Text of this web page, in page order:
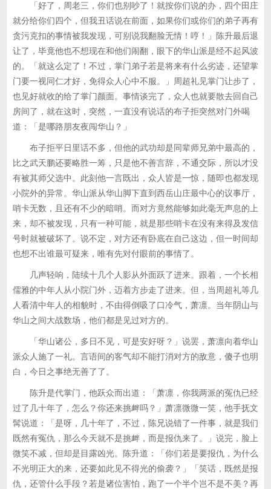
「好了，周老三，你们也别吵了！就按你们说的办，四个田庄
就分给你们四个，但我丑话说在前面，如果你们或你们的弟子再有
贪污克扣的事情被我发现，可别说我翻脸无情！哼！」陈升最后退
让了，毕竟他也不想现在和他们闹翻，眼下的华山派是经不起风波
的。「就这么定了！不过，掌门弟子若是将来有什么劣迹，还望掌
门要一视同仁才好，免得众人心中不服。」周超礼见掌门让步了，
也见好就收的给了掌门颜面。事情谈完了，众人也就要散去回自己
房间了，就在这时，突然，一直没有说话的布子拒突然对门外喝
道：「是哪路朋友夜闯华山？」
布子拒平日里话不多，但他的武功却是同辈师兄弟中最高的，
比之武天鹏还要略胜一筹，只是他不善言辞，不通交际，所以才没
有被其师父选中。此刻他一言既出，众人皆是一惊，随即也都发现
小院外的异常。华山派从华山脚下直到西岳山庄最中心的议事厅，
哨卡无数，且还有不少的暗哨。而对方竟然能够如此毫无声息的上
来，却不被发现，只有一种可能，就是那些哨卡在没有来得及发信
号时就被破坏了。说不定，对方还有卧底在自己这边，但一时间却
也想不出谁最可疑来，唯有先对付眼前的事情了。
几声轻响，陆续十几个人影从外面跃了进来。跟着，一个长相
儒雅的中年人从小院门外，迈着方步走了进来。但，当周超礼等几
人看清中年人的相貌时，不由得倒吸了口冷气，萧凛。当年阴山与
华山之间大战数场，他们都是见过对方的。
「华山诸公，多日不见，可是安好呀？」说罢，萧凛向着华山
派众人施了一礼。言语间的客气却不能打消对方的敌意，傻子也明
白，今日之事绝无善了了。
陈升是代掌门，他跃众而出道：「萧凛，你我两派的冤仇已经
过了几十年了，怎么？你还来挑衅吗？」萧凛微微一笑，他手抚文
髯说道：「是呀，几十年了，不过，陈兄说错了一件事，就是我们
既然有冤仇，那么今天就不是挑衅，而是报仇来了。」说完，脸上
微笑不减，但却是目露凶光。陈升道：「你们若是要报仇，为什么
不光明正大的来，还要如此见不得光的偷袭？」「笑话，既然是报
仇，还管什么手段？若是诸位害怕，跑了一个半个岂不是不美？再